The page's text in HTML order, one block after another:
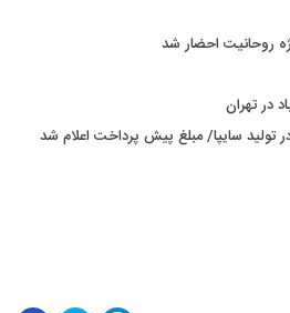
روحانیت احضار شد
در تهران
سایپا/ مبلغ پیش پرداخت اعلام شد